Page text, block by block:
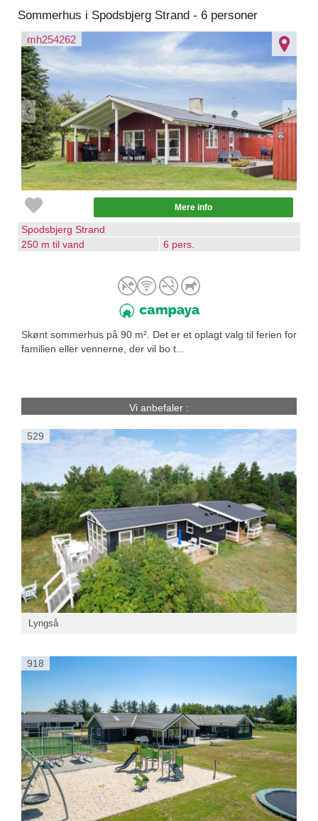
Sommerhus i Spodsbjerg Strand - 6 personer
mh254262
Mere info
Spodsbjerg Strand
250 m til vand
6 pers.
Skønt sommerhus på 90 m². Det er et oplagt valg til ferien for
familien eller vennerne, der vil bo t...
Vi anbefaler :
529
Lyngså
918